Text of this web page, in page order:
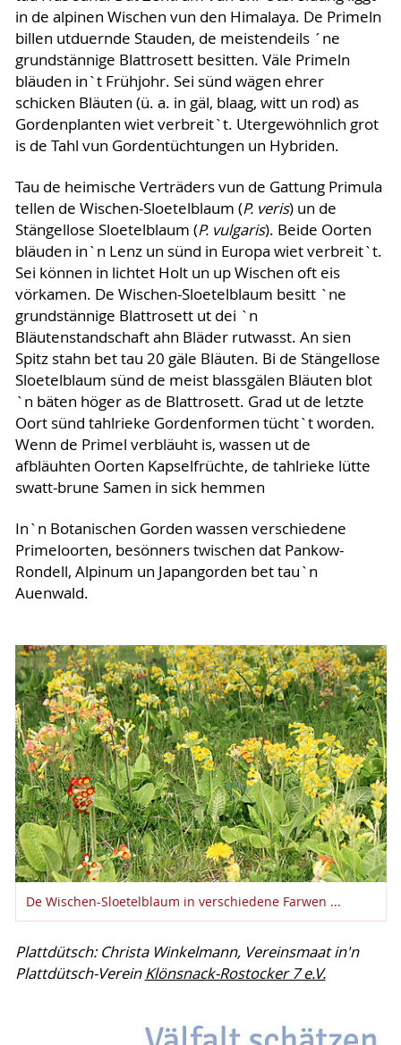
in de alpinen Wischen vun den Himalaya. De Primeln
billen utduernde Stauden, de meistendeils ´ne
grundstännige Blattrosett besitten. Väle Primeln
bläuden in`t Frühjohr. Sei sünd wägen ehrer
schicken Bläuten (ü. a. in gäl, blaag, witt un rod) as
Gordenplanten wiet verbreit`t. Utergewöhnlich grot
is de Tahl vun Gordentüchtungen un Hybriden.
Tau de heimische Verträders vun de Gattung Primula
tellen de Wischen-Sloetelblaum (P. veris) un de
Stängellose Sloetelblaum (P. vulgaris). Beide Oorten
bläuden in`n Lenz un sünd in Europa wiet verbreit`t.
Sei können in lichtet Holt un up Wischen oft eis
vörkamen. De Wischen-Sloetelblaum besitt `ne
grundstännige Blattrosett ut dei `n
Bläutenstandschaft ahn Bläder rutwasst. An sien
Spitz stahn bet tau 20 gäle Bläuten. Bi de Stängellose
Sloetelblaum sünd de meist blassgälen Bläuten blot
`n bäten höger as de Blattrosett. Grad ut de letzte
Oort sünd tahlrieke Gordenformen tücht`t worden.
Wenn de Primel verbläuht is, wassen ut de
afbläuhten Oorten Kapselfrüchte, de tahlrieke lütte
swatt-brune Samen in sick hemmen
In`n Botanischen Gorden wassen verschiedene
Primeloorten, besönners twischen dat Pankow-
Rondell, Alpinum un Japangorden bet tau`n
Auenwald.
De Wischen-Sloetelblaum in verschiedene Farwen ...
Plattdütsch: Christa Winkelmann, Vereinsmaat in'n
Plattdütsch-VereinKlönsnack-Rostocker 7 e.V.